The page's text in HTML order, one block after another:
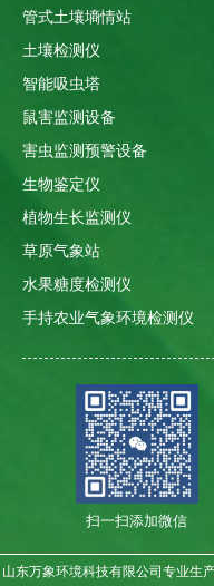
管式土壤墒情站
土壤检测仪
智能吸虫塔
鼠害监测设备
害虫监测预警设备
生物鉴定仪
植物生长监测仪
草原气象站
水果糖度检测仪
手持农业气象环境检测仪
扫一扫添加微信
山东万象环境科技有限公司专业生